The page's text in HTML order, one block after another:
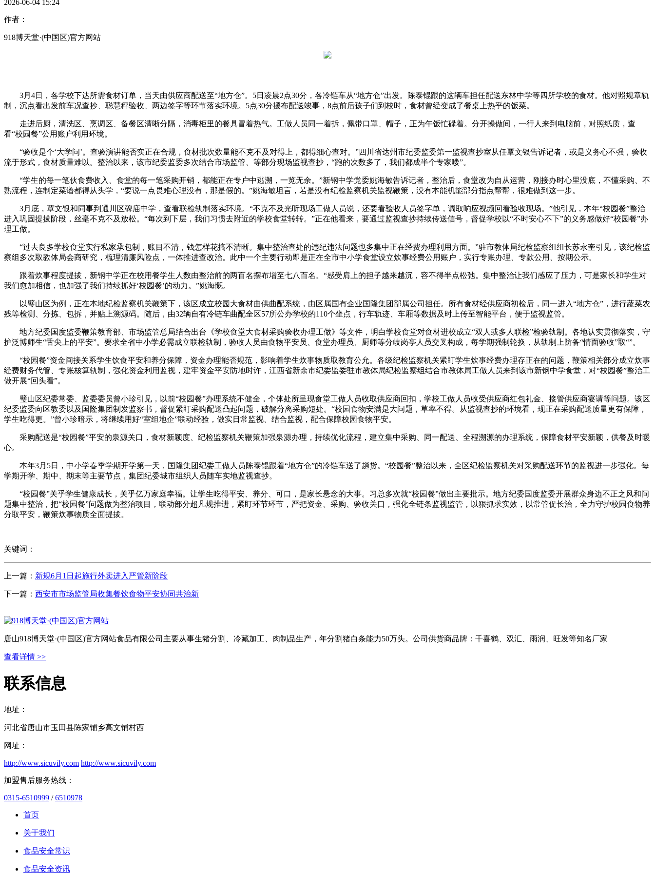
2026-06-04 15:24
作者：
918博天堂·(中国区)官方网站
3月4日，各学校下达所需食材订单，当天由供应商配送至“地方仓”。5日凌晨2点30分，各冷链车从“地方仓”出发。陈泰锟跟的这辆车担任配送东林中学等四所学校的食材。他对照规章轨
制，沉点看出发前车况查抄、聪慧秤验收、两边签字等环节落实环境。5点30分摆布配送竣事，8点前后孩子们到校时，食材曾经变成了餐桌上热乎的饭菜。
走进后厨，清洗区、烹调区、备餐区清晰分隔，消毒柜里的餐具冒着热气。工做人员同一着拆，佩带口罩、帽子，正为午饭忙碌着。分开操做间，一行人来到电脑前，对照纸质，查
看“校园餐”公用账户利用环境。
“验收是个‘大学问’。查验演讲能否实正在合规，食材批次数量能不克不及对得上，都得细心查对。”四川省达州市纪委监委第一监视查抄室从任覃文银告诉记者，或是义务心不强，验收
流于形式，食材质量难以。整治以来，该市纪委监委多次结合市场监管、等部分现场监视查抄，“跑的次数多了，我们都成半个专家喽”。
“学生的每一笔伙食费收入、食堂的每一笔采购开销，都能正在专户中逃溯，一览无余。”新钢中学党委姚海敏告诉记者，整治后，食堂改为自从运营，刚接办时心里没底，不懂采购、不
熟流程，连制定菜谱都得从头学，“要说一点畏难心理没有，那是假的。”姚海敏坦言，若是没有纪检监察机关监视鞭策，没有本能机能部分指点帮帮，很难做到这一步。
3月底，覃文银和同事到通川区碑庙中学，查看联检轨制落实环境。“不克不及光听现场工做人员说，还要看验收人员签字单，调取响应视频回看验收现场。”他引见，本年“校园餐”整治
进入巩固提拔阶段，丝毫不克不及放松。“每次到下层，我们习惯去附近的学校食堂转转。”正在他看来，要通过监视查抄持续传送信号，督促学校以“不时安心不下”的义务感做好“校园餐”办
理工做。
“过去良多学校食堂实行私家承包制，账目不清，钱怎样花搞不清晰。集中整治查处的违纪违法问题也多集中正在经费办理利用方面。”驻市教体局纪检监察组组长苏永奎引见，该纪检监
察组多次取教体局会商研究，梳理清廉风险点，一体推进查改治。此中一个主要行动即是正在全市中小学食堂设立炊事经费公用账户，实行专账办理、专款公用、按期公示。
跟着炊事程度提拔，新钢中学正在校用餐学生人数由整治前的两百名摆布增至七八百名。“感受肩上的担子越来越沉，容不得半点松弛。集中整治让我们感应了压力，可是家长和学生对
我们愈加相信，也加强了我们持续抓好‘校园餐’的动力。”姚海慨。
以璧山区为例，正在本地纪检监察机关鞭策下，该区成立校园大食材曲供曲配系统，由区属国有企业国隆集团部属公司担任。所有食材经供应商初检后，同一进入“地方仓”，进行蔬菜农
残等检测、分拣、包拆，并贴上溯源码。随后，由32辆自有冷链车曲配全区57所公办学校的110个坐点，行车轨迹、车厢等数据及时上传至智能平台，便于监视监管。
地方纪委国度监委鞭策教育部、市场监管总局结合出台《学校食堂大食材采购验收办理工做》等文件，明白学校食堂对食材进校成立“双人或多人联检”检验轨制。各地认实贯彻落实，守
护泛博师生“舌尖上的平安”。要求全省中小学必需成立联检轨制，验收人员由食物平安员、食堂办理员、厨师等分歧岗亭人员交叉构成，每学期强制轮换，从轨制上防备“情面验收”取“”。
“校园餐”资金间接关系学生饮食平安和养分保障，资金办理能否规范，影响着学生炊事物质取教育公允。各级纪检监察机关紧盯学生炊事经费办理存正在的问题，鞭策相关部分成立炊事
经费财务代管、专账核算轨制，强化资金利用监视，建牢资金平安防地时许，江西省新余市纪委监委驻市教体局纪检监察组结合市教体局工做人员来到该市新钢中学食堂，对“校园餐”整治工
做开展“回头看”。
璧山区纪委常委、监委委员曾小珍引见，以前“校园餐”办理系统不健全，个体处所呈现食堂工做人员收取供应商回扣，学校工做人员收受供应商红包礼金、接管供应商宴请等问题。该区
纪委监委向区教委以及国隆集团制发监察书，督促紧盯采购配送凸起问题，破解分离采购短处。“校园食物安满是大问题，草率不得。从监视查抄的环境看，现正在采购配送质量更有保障，
学生吃得更。”曾小珍暗示，将继续用好“室组地企”联动经验，做实日常监视、结合监视，配合保障校园食物平安。
采购配送是“校园餐”平安的泉源关口，食材新颖度、纪检监察机关鞭策加强泉源办理，持续优化流程，建立集中采购、同一配送、全程溯源的办理系统，保障食材平安新颖，供餐及时暖
心。
本年3月5日，中小学春季学期开学第一天，国隆集团纪委工做人员陈泰锟跟着“地方仓”的冷链车送了趟货。“校园餐”整治以来，全区纪检监察机关对采购配送环节的监视进一步强化。每
学期开学、期中、期末等主要节点，集团纪委城市组织人员随车实地监视查抄。
“校园餐”关乎学生健康成长，关乎亿万家庭幸福。让学生吃得平安、养分、可口，是家长悬念的大事。习总多次就“校园餐”做出主要批示。地方纪委国度监委开展群众身边不正之风和问
题集中整治，把“校园餐”问题做为整治项目，联动部分超凡规推进，紧盯环节环节，严把资金、采购、验收关口，强化全链条监视监管，以狠抓求实效，以常管促长治，全力守护校园食物养
分取平安，鞭策炊事物质全面提拔。
关键词：
上一篇： 新规6月1日起施行外卖进入严管新阶段
下一篇： 西安市市场监管局收集餐饮食物平安协同共治新
唐山918博天堂·(中国区)官方网站食品有限公司主要从事生猪分割、冷藏加工、肉制品生产，年分割猪白条能力50万头。公司供货商品牌：千喜鹤、双汇、雨润、旺发等知名厂家
查看详情 >>
联系信息
地址：
河北省唐山市玉田县陈家铺乡高文铺村西
网址：
http://www.sicuvily.com http://www.sicuvily.com
加盟售后服务热线：
0315-6510999 /6510978
首页
关于我们
食品安全常识
食品安全资讯